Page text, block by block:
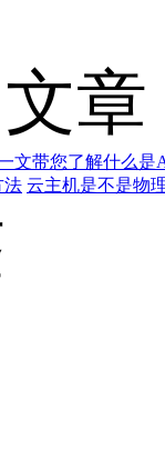
章
文带您了解什么是
法 云主机是不是物